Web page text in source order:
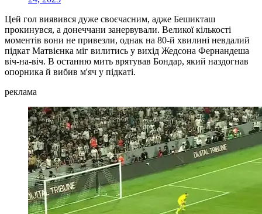
Цей гол виявився дуже своєчасним, адже Бешикташ
прокинувся, а донеччани занервували. Великої кількості
моментів вони не привезли, однак на 80-й хвилині невдалий
підкат Матвієнка міг вилитись у вихід Жедсона Фернандеша
віч-на-віч. В останню мить врятував Бондар, який наздогнав
опорника й вибив м'яч у підкаті.
реклама